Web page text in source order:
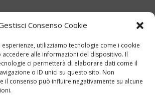
Consenso Cookie
utilizziamo tecnologie come i cookie
alle informazioni del dispositivo. Il
ci permetterà di elaborare dati come il
o ID unici su questo sito. Non
il consenso può influire negativamente su alcune